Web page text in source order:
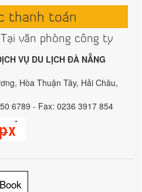
thanh toán
Tại văn phòng công ty
VỤ DU LỊCH ĐÀ NẴNG
Hòa Thuận Tây, Hải Châu,
6789 - Fax: 0236 3917 854
Book